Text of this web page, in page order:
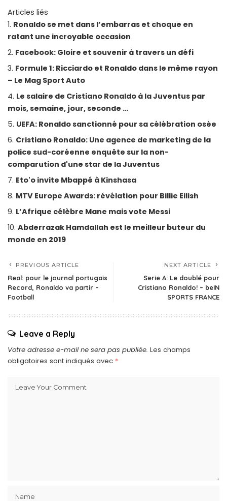
Articles liés
Ronaldo se met dans l’embarras et choque en
ratant une incroyable occasion
Facebook: Gloire et souvenir à travers un défi
Formule 1: Ricciardo et Ronaldo dans le même rayon
– Le Mag Sport Auto
Le salaire de Cristiano Ronaldo à la Juventus par
mois, semaine, jour, seconde …
UEFA: Ronaldo sanctionné pour sa célébration osée
Cristiano Ronaldo: Une agence de marketing de la
police sud-coréenne enquête sur la non-
comparution d'une star de la Juventus
Eto'o invite Mbappé à Kinshasa
MTV Europe Awards: révélation pour Billie Eilish
L’Afrique célèbre Mane mais vote Messi
Abderrazak Hamdallah est le meilleur buteur du
monde en 2019
PREVIOUS ARTICLE
Real: pour le journal portugais
Record, Ronaldo va partir –
Football
NEXT ARTICLE
Serie A: Le doublé pour
Cristiano Ronaldo! – beIN
SPORTS FRANCE
Leave a Reply
Votre adresse e-mail ne sera pas publiée. Les champs
obligatoires sont indiqués avec *